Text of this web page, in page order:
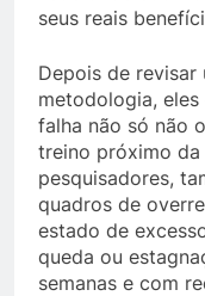
seus reais
Depois de revisar
metodologia,
falha não só não
treino próximo
pesquisadores,
quadros de
estado de
queda ou
semanas e com